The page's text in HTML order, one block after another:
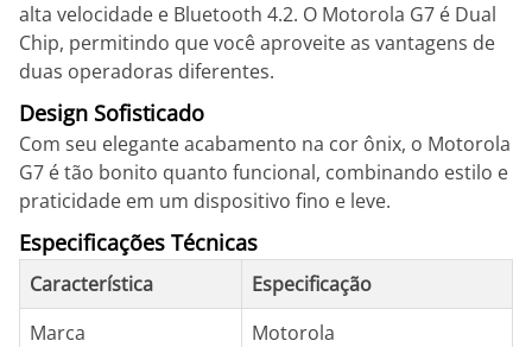
alta velocidade e Bluetooth 4.2. O Motorola G7 é Dual
Chip, permitindo que você aproveite as vantagens de
duas operadoras diferentes.
Design Sofisticado
Com seu elegante acabamento na cor ônix, o Motorola
G7 é tão bonito quanto funcional, combinando estilo e
praticidade em um dispositivo fino e leve.
Especificações Técnicas
Característica
Especificação
Marca
Motorola